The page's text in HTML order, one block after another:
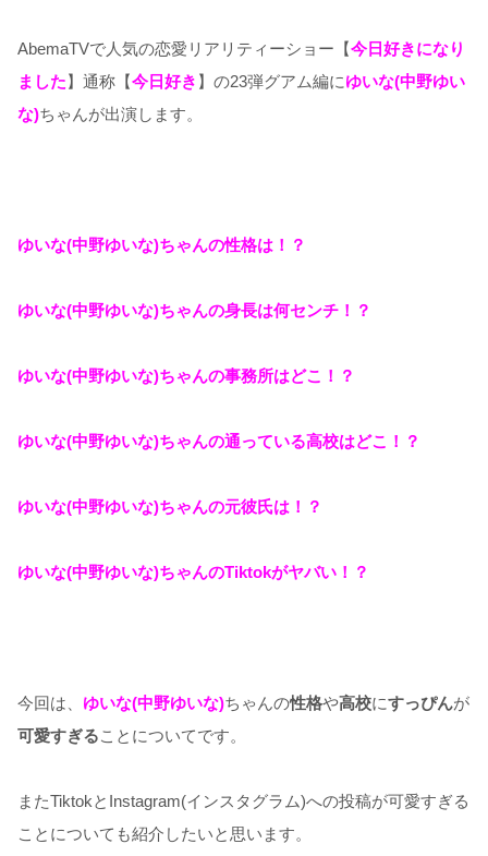
AbemaTVで人気の恋愛リアリティーショー【今日好きになり
ました】通称【今日好き 】の23弾グアム編にゆいな(中野ゆい
な)ちゃんが出演します。
ゆいな(中野ゆいな)ちゃんの性格は！？
ゆいな(中野ゆいな)ちゃんの身長は何センチ！？
ゆいな(中野ゆいな)ちゃんの事務所はどこ！？
ゆいな(中野ゆいな)ちゃんの通っている高校はどこ！？
ゆいな(中野ゆいな)ちゃんの元彼氏は！？
ゆいな(中野ゆいな)ちゃんのTiktokがヤバい！？
今回は、 ゆいな(中野ゆいな)ちゃんの性格や高校にすっぴんが
可愛すぎることについてです。
またTiktokとInstagram(インスタグラム)への投稿が可愛すぎる
ことについても紹介したいと思います。